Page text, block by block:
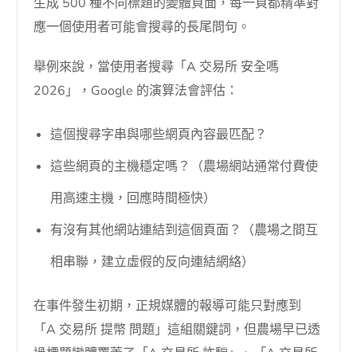
應一個使用者可能會搜尋的長尾問句。
舉例來說，當使用者搜尋「A 交易所 安全嗎
2026」，Google 的演算法會評估：
這個搜尋字串與哪些網頁內容最匹配？
這些網頁的主機穩定嗎？（農場網站通常付費使
用高速主機，回應時間極快）
有沒有其他網站連結到這個頁面？（農場之間互
相串聯，建立虛假的反向連結網絡）
在事件發生初期，正規媒體的報導可能只對應到
「A 交易所 提幣 問題」這組關鍵詞，但農場早已透